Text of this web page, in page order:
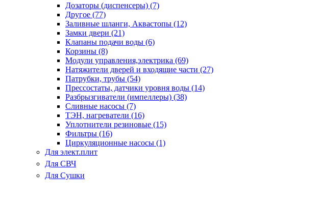
Дозаторы (диспенсеры) (7)
Другое (77)
Заливные шланги, Аквастопы (12)
Замки двери (21)
Клапаны подачи воды (6)
Корзины (8)
Модули управления,электрика (69)
Натяжители дверей и входящие части (27)
Патрубки, трубы (54)
Прессостаты, датчики уровня воды (14)
Разбрызгиватели (импеллеры) (38)
Сливные насосы (7)
ТЭН, нагреватели (16)
Уплотнители резиновые (15)
Фильтры (16)
Циркуляционные насосы (1)
Для элект.плит
Для СВЧ
Для Сушки